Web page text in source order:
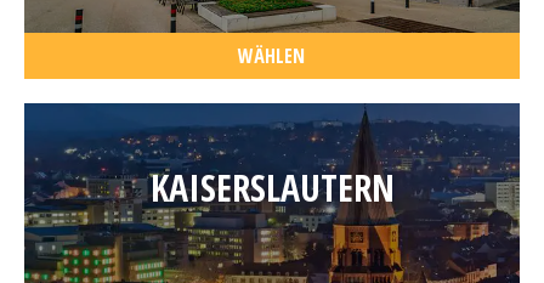
WÄHLEN
KAISERSLAUTERN